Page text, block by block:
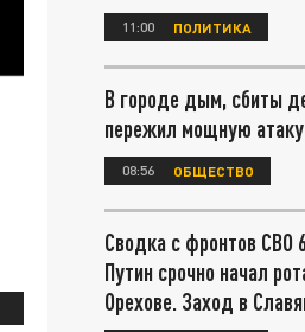
11:00 ПОЛИТИКА
В городе дым, сбиты
пережил мощную атаку
08:56 ОБЩЕСТВО
Сводка с фронтов СВО
Путин срочно начал
Орехове. Заход в